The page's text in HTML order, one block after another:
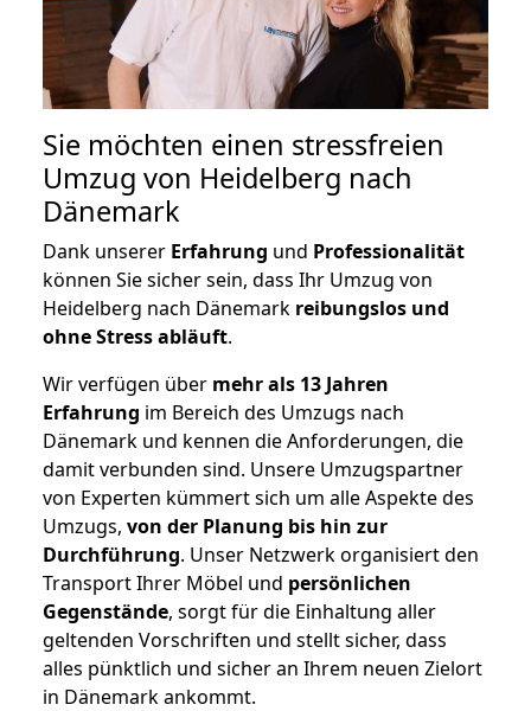
Sie möchten einen stressfreien
Umzug von Heidelberg nach
Dänemark
Dank unserer Erfahrung und Professionalität
können Sie sicher sein, dass Ihr Umzug von
Heidelberg nach Dänemark reibungslos und
ohne Stress abläuft.
Wir verfügen über mehr als 13 Jahren
Erfahrung im Bereich des Umzugs nach
Dänemark und kennen die Anforderungen, die
damit verbunden sind. Unsere Umzugspartner
von Experten kümmert sich um alle Aspekte des
Umzugs, von der Planung bis hin zur
Durchführung. Unser Netzwerk organisiert den
Transport Ihrer Möbel und persönlichen
Gegenstände, sorgt für die Einhaltung aller
geltenden Vorschriften und stellt sicher, dass
alles pünktlich und sicher an Ihrem neuen Zielort
in Dänemark ankommt.